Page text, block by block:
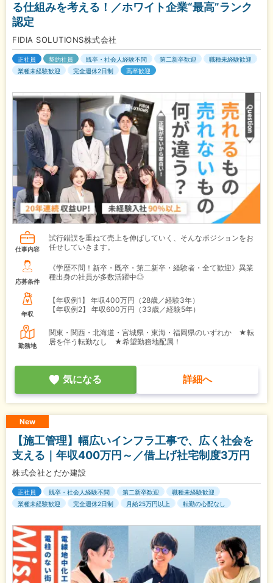
る仕組みを考える！／ホワイト企業“最高”ランク
認定
FIDIA SOLUTIONS株式会社
正社員 契約社員 既卒・社会人経験不問 第二新卒歓迎
職種未経験歓迎
業種未経験歓迎
完全週休2日制 高卒歓迎
仕事内容
試行錯誤を重ねて売上を伸ばしていく、そんなポジションをお
任せしていきます。
応募条件
《学歴不問！新卒・既卒・第二新卒・経験者・全て歓迎》異業
種出身の社員が多数活躍中◎
年収
【年収例1】
年収400万円（28歳／経験3年）
【年収例2】
年収600万円（33歳／経験5年）
勤務地
関東・関西・北海道・宮城県・東海・福岡県のいずれか ★転
居を伴う転勤なし ★希望勤務地配属！
気になる 詳細へ
New
【施工管理】幅広いインフラ工事で、広く社会を
支える｜年収400万円～／借上げ社宅制度3万円
株式会社とだか建設
正社員 既卒・社会人経験不問 第二新卒歓迎
職種未経験歓迎
業種未経験歓迎
完全週休2日制 月給25万円以上 転勤の心配なし